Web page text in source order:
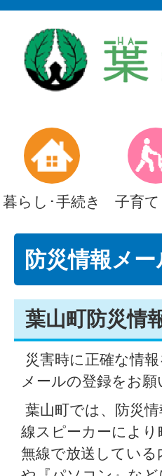
暮らし･手続き 子育
防災情報メ
葉山町防災情
災害時に正確な情
メールの登録をお願
葉山町では、防災
線スピーカーによ
無線で放送してい